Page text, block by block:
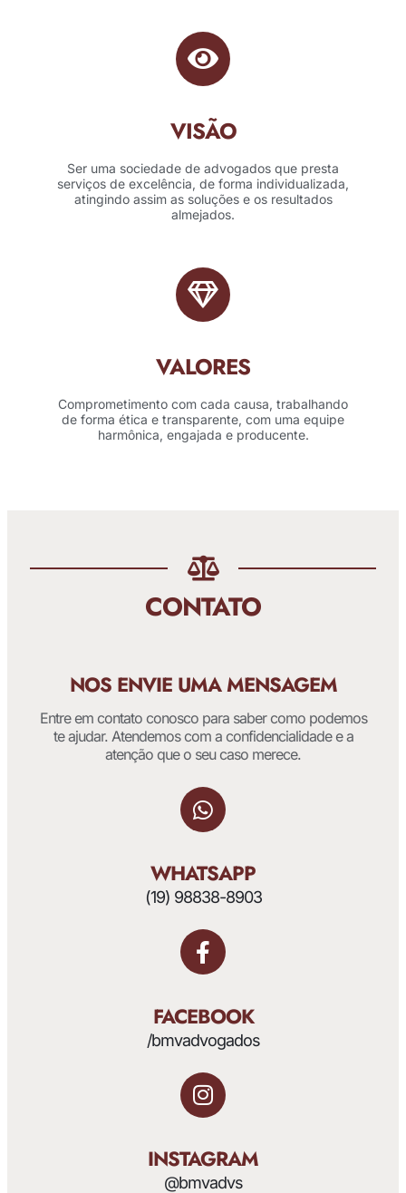
VISÃO
Ser uma sociedade de advogados que presta
serviços de excelência, de forma individualizada,
atingindo assim as soluções e os resultados
almejados.
VALORES
Comprometimento com cada causa, trabalhando
de forma ética e transparente, com uma equipe
harmônica, engajada e producente.
CONTATO
NOS ENVIE UMA MENSAGEM
Entre em contato conosco para saber como podemos
te ajudar. Atendemos com a confidencialidade e a
atenção que o seu caso merece.
WHATSAPP
(19) 98838-8903
FACEBOOK
/bmvadvogados
INSTAGRAM
@bmvadvs